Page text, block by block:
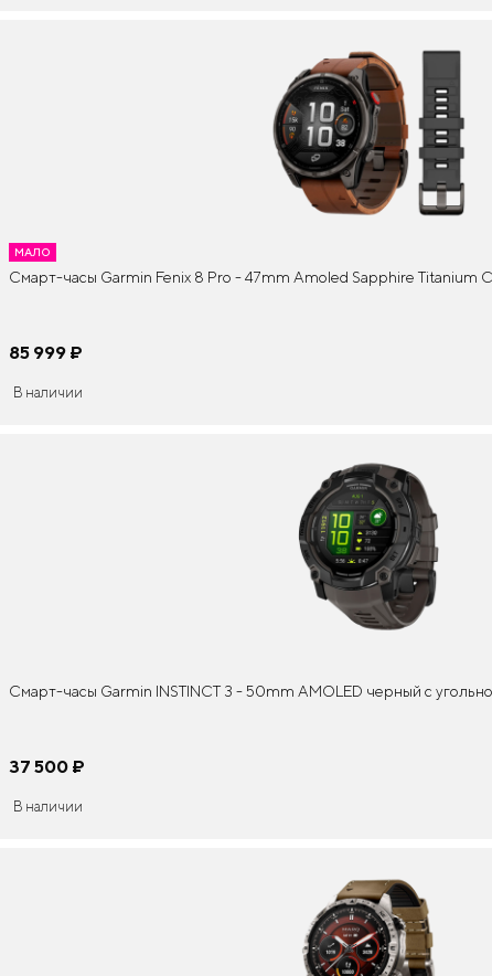
МАЛО
Смарт-часы Garmin Fenix 8 Pro - 47mm Amoled Sapphire Titanium
85 999 ¤
В наличии
Смарт-часы Garmin INSTINCT 3 - 50mm AMOLED черный с
37 500 ¤
В наличии